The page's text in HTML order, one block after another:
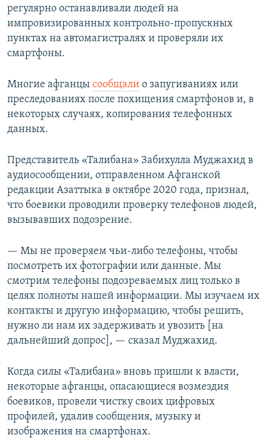
регулярно останавливали людей на
импровизированных контрольно-пропускных
пунктах на автомагистралях и проверяли их
смартфоны.
Многие афганцы сообщали о запугиваниях или
преследованиях после похищения смартфонов и, в
некоторых случаях, копирования телефонных
данных.
Представитель «Талибана» Забихулла Муджахид в
аудиосообщении, отправленном Афганской
редакции Азаттыка в октябре 2020 года, признал,
что боевики проводили проверку телефонов людей,
вызывавших подозрение.
— Мы не проверяем чьи-либо телефоны, чтобы
посмотреть их фотографии или данные. Мы
смотрим телефоны подозреваемых лиц только в
целях полноты нашей информации. Мы изучаем их
контакты и другую информацию, чтобы решить,
нужно ли нам их задерживать и увозить [на
дальнейший допрос], — сказал Муджахид.
Когда силы «Талибана» вновь пришли к власти,
некоторые афганцы, опасающиеся возмездия
боевиков, провели чистку своих цифровых
профилей, удалив сообщения, музыку и
изображения на смартфонах.